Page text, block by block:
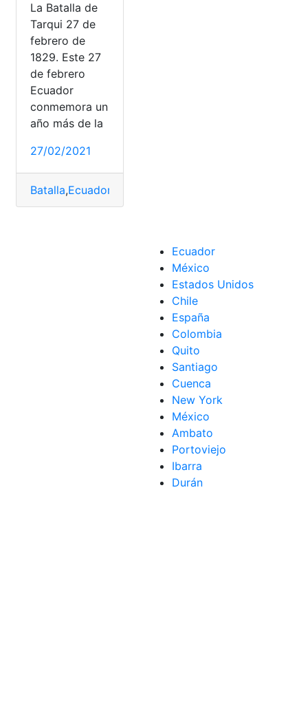
Futbolistas,Liga de Quito
La Batalla de
Tarqui 27 de
febrero de
1829. Este 27
de febrero
Ecuador
conmemora un
año más de la
27/02/2021
Batalla,Ecuador
Ecuador
México
Estados Unidos
Chile
España
Colombia
Quito
Santiago
Cuenca
New York
México
Ambato
Portoviejo
Ibarra
Durán